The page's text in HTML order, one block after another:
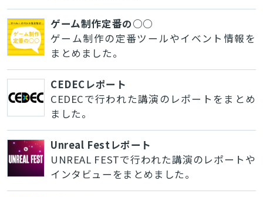
ゲーム制作定番の○○
ゲーム制作の定番ツールやイベント情報を
まとめました。
CEDECレポート
CEDECで行われた講演のレポートをまとめ
ました。
Unreal Festレポート
UNREAL FESTで行われた講演のレポートや
インタビューをまとめました。